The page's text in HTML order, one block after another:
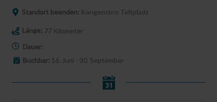
Standort beenden: Kongensbro Teltplads
Länge: 77 Kilometer
Dauer:
Buchbar: 16. Juni - 30. September